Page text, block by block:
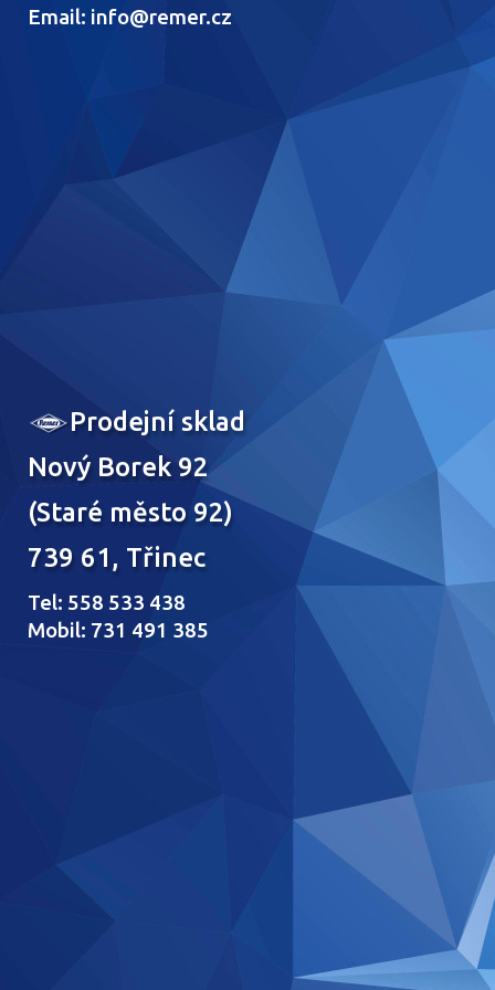
Email: info@remer.cz
Prodejní sklad
Nový Borek 92
(Staré město 92)
739 61, Třinec
Tel: 558 533 438
Mobil: 731 491 385